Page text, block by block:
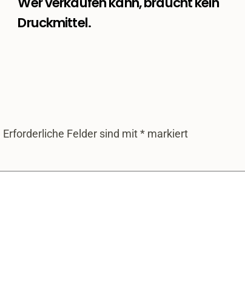
Druckmittel.
Erforderliche Felder sind mit* markiert